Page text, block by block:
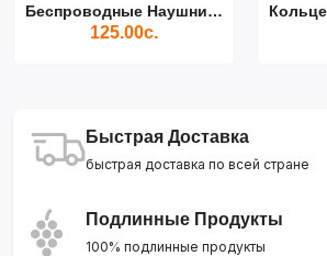
Беспроводные Наушники Air...
125.00с.
Быстрая Доставка
быстрая доставка по всей стране
Подлинные Продукты
100% подлинные продукты